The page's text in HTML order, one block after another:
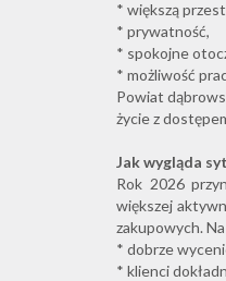
* większą
* prywatność,
* spokojne
* możliwość
Powiat
życie z
Jak wygląda
Rok 2026
większej
zakupowych.
* dobrze
* klienci